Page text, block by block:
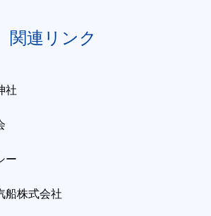
関連リンク
社
ー
船株式会社